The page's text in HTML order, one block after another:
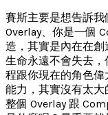
賽斯主要是想告訴
Overlay、你是一個
造，其實是內在在
生命永遠不會失去
程跟你現在的角色
能力，其實沒有太
整個 Overlay 跟